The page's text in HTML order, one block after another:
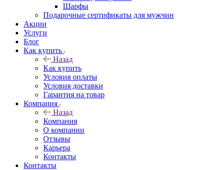
Шарфы
Подарочные сертификаты для мужчин
Акции
Услуги
Блог
Как купить
Назад
Как купить
Условия оплаты
Условия доставки
Гарантия на товар
Компания
Назад
Компания
О компании
Отзывы
Карьера
Контакты
Контакты